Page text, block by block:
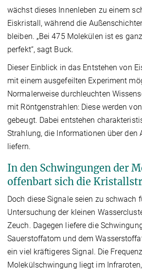
wächst dieses Innenleben zu einem
Eiskristall, während die
bleiben. „Bei 475 Molekülen ist es
perfekt“, sagt Buck.
Dieser Einblick in das Entstehen von
mit einem ausgefeilten Experiment
Normalerweise durchleuchten
mit Röntgenstrahlen: Diese werden
gebeugt. Dabei entstehen
Strahlung, die Informationen über den
liefern.
In den Schwingungen der
offenbart sich die
Doch diese Signale seien zu schwach
Untersuchung der kleinen
Zeuch. Dagegen liefere die
Sauerstoffatom und dem
ein viel kräftigeres Signal. Die
Molekülschwingung liegt im